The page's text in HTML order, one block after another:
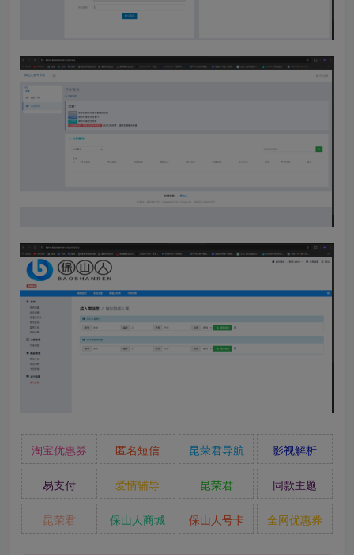
淘宝优惠券 匿名短信 昆荣君导航 影视解析
易支付 爱情辅导 昆荣君 同款主题
昆荣君 保山人商城 保山人号卡 全网优惠券